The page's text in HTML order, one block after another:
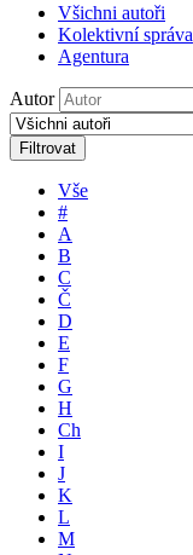
Všichni autoři
Kolektivní správa
Agentura
Autor
Filtrovat
Vše
#
A
B
C
Č
D
E
F
G
H
Ch
I
J
K
L
M